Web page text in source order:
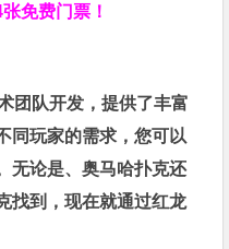
免费门票！
团队开发，提供了丰富
同玩家的需求，您可以
无论是、奥马哈扑克还
找到，现在就通过红龙